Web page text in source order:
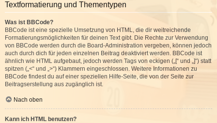
Textformatierung und Thementypen
Was ist BBCode?
BBCode ist eine spezielle Umsetzung von HTML, die dir weitreichende
Formatierungsmöglichkeiten für deinen Text gibt. Die Rechte zur Verwendung
von BBCode werden durch die Board-Administration vergeben, können jedoch
auch durch dich für jeden einzelnen Beitrag deaktiviert werden. BBCode ist
ähnlich wie HTML aufgebaut, jedoch werden Tags von eckigen („[“ und „]“) statt
spitzen („<“ und „>“) Klammern eingeschlossen. Weitere Informationen zu
BBCode findest du auf einer speziellen Hilfe-Seite, die von der Seite zur
Beitragserstellung aus zugänglich ist.
Nach oben
Kann ich HTML benutzen?